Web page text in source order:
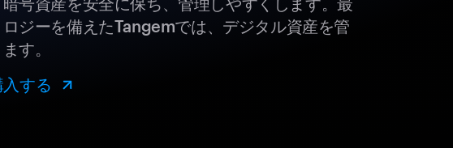
ジーを備えたTangemでは、デジタル資産を管
す。
する